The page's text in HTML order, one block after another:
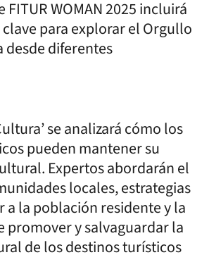
FITUR WOMAN 2025 incluirá
para explorar el Orgullo
desde diferentes
se analizará cómo los
pueden mantener su
Expertos abordarán el
locales, estrategias
a la población residente y la
promover y salvaguardar la
de los destinos turísticos